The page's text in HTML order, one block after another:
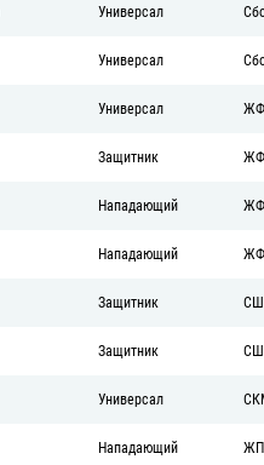
Универсал
Универсал
Универсал
Защитник
Нападающий
Нападающий
Защитник СШ
Защитник СШ
Универсал
Нападающий